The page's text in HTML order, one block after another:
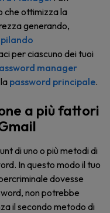
che ottimizza la
generando,
per ciascuno dei tuoi
manager
password principale.
a più fattori
di uno o più metodi di
In questo modo il tuo
dovesse
non potrebbe
il secondo metodo di